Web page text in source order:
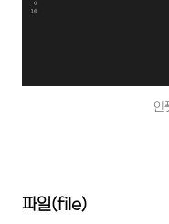
인
파일(file)